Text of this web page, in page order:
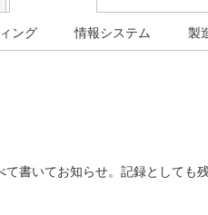
ング 情報システム 製
て書いてお知らせ。記録としても